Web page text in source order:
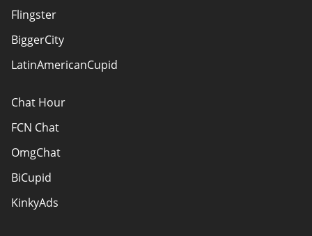
Flingster
BiggerCity
LatinAmericanCupid
Chat Hour
FCN Chat
OmgChat
BiCupid
KinkyAds